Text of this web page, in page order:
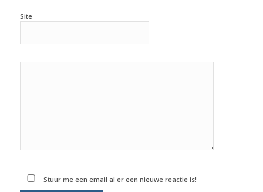
Site
Stuur me een email al er een nieuwe reactie is!